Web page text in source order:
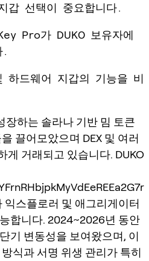
갑 선택이 중요합니다.
Pro가 DUKO 보유자에
.
하드웨어 지갑의 기능을 비
장하는 솔라나 기반 밈 토큰
끌어모았으며 DEX 및 여러
게 거래되고 있습니다. DUKO
스플로러 및 애그리게이터
합니다. 2024~2026년 동안
기 변동성을 보여왔으며, 이
식과 서명 위생 관리가 특히